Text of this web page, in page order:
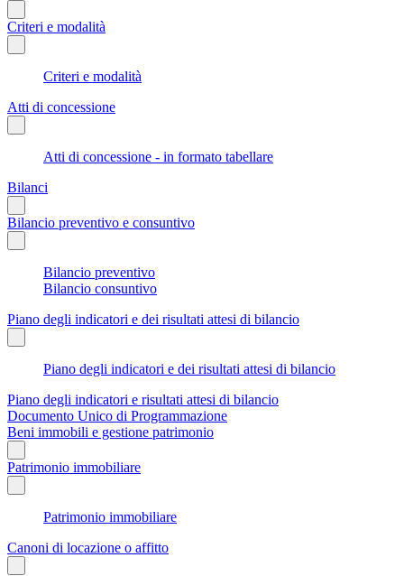
Criteri e modalità
Criteri e modalità
Atti di concessione
Atti di concessione - in formato tabellare
Bilanci
Bilancio preventivo e consuntivo
Bilancio preventivo
Bilancio consuntivo
Piano degli indicatori e dei risultati attesi di bilancio
Piano degli indicatori e dei risultati attesi di bilancio
Piano degli indicatori e risultati attesi di bilancio
Documento Unico di Programmazione
Beni immobili e gestione patrimonio
Patrimonio immobiliare
Patrimonio immobiliare
Canoni di locazione o affitto